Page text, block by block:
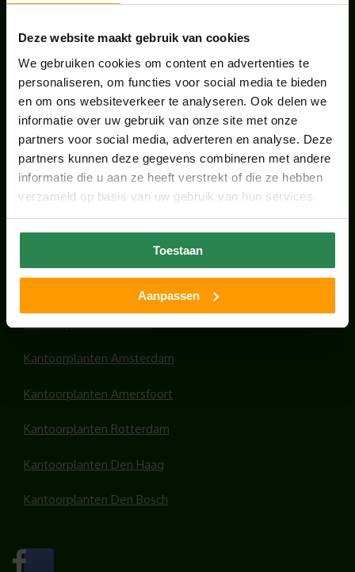
Deze website maakt gebruik van cookies
We gebruiken cookies om content en advertenties te
personaliseren, om functies voor social media te bieden
en om ons websiteverkeer te analyseren. Ook delen we
informatie over uw gebruik van onze site met onze
partners voor social media, adverteren en analyse. Deze
partners kunnen deze gegevens combineren met andere
informatie die u aan ze heeft verstrekt of die ze hebben
verzameld op basis van uw gebruik van hun services.
Toestaan
Aanpassen
UNION HOUSE UTRECHT
juli 28, 2026
ONS TEAM GROEIT VERDER
juni 17, 2026
Kantoorplanten Amsterdam
Kantoorplanten Amersfoort
Kantoorplanten Rotterdam
Kantoorplanten Den Haag
Kantoorplanten Den Bosch